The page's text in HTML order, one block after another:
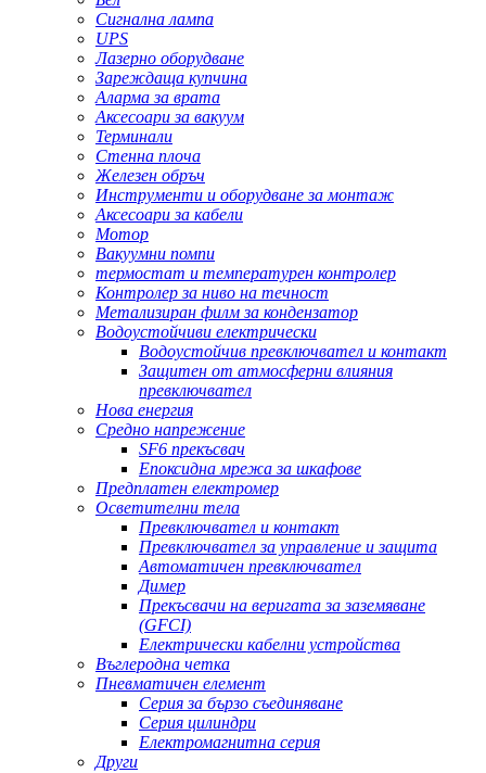
Сигнална лампа
UPS
Лазерно оборудване
Зареждаща купчина
Аларма за врата
Аксесоари за вакуум
Терминали
Стенна плоча
Железен обръч
Инструменти и оборудване за монтаж
Аксесоари за кабели
Мотор
Вакуумни помпи
термостат и температурен контролер
Контролер за ниво на течност
Метализиран филм за кондензатор
Водоустойчиви електрически
Водоустойчив превключвател и контакт
Защитен от атмосферни влияния
превключвател
Нова енергия
Средно напрежение
SF6 прекъсвач
Епоксидна мрежа за шкафове
Предплатен електромер
Осветителни тела
Превключвател и контакт
Превключвател за управление и защита
Автоматичен превключвател
Димер
Прекъсвачи на веригата за заземяване
(GFCI)
Електрически кабелни устройства
Въглеродна четка
Пневматичен елемент
Серия за бързо съединяване
Серия цилиндри
Електромагнитна серия
Други